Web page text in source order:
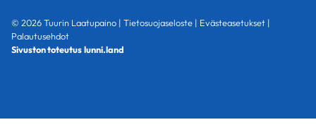
© 2026 Tuurin Laatupaino | Tietosuojaseloste | Evästeasetukset |
Palautusehdot
Sivuston toteutuslunni.land